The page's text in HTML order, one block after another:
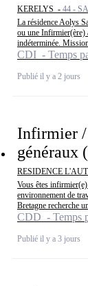
KERELYS - 44 -
La résidence Aolys
ou une Infirmier(ère)
indéterminée.
CDI - Temps
Publié il y a 2 jours
Infirmier
généraux
RESIDENCE
Vous êtes
environnement de
Bretagne recherche
CDD - Temps
Publié il y a 3 jours